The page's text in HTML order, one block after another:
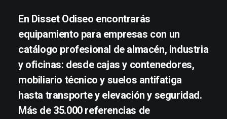
En Disset Odiseo encontrarás
equipamiento para empresas con un
catálogo profesional de almacén, industria
y oficinas: desde cajas y contenedores,
mobiliario técnico y suelos antifatiga
hasta transporte y elevación y seguridad.
Más de 35.000 referencias de